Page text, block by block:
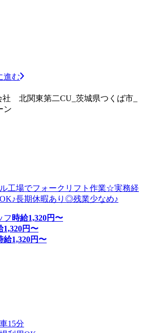
進む
北関東第二CU_茨城県つくば市_
ン
ル工場でフォークリフト作業☆実務経
長期休暇あり◎残業少なめ♪
フ 時給1,320円〜
1,320円〜
給1,320円〜
15分